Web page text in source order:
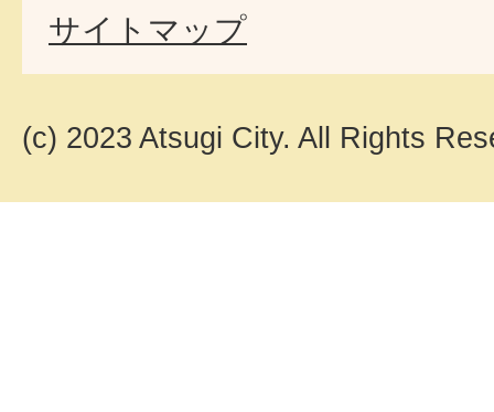
サイトマップ
(c) 2023 Atsugi City. All Rights